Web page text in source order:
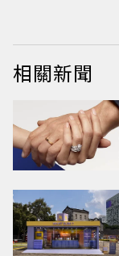
相關新聞